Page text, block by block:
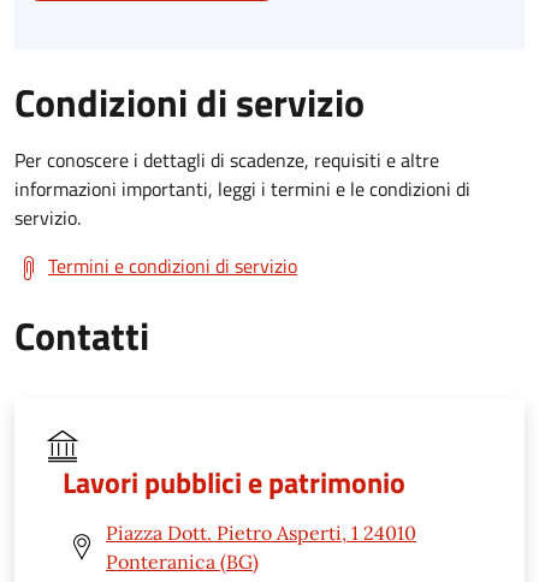
Condizioni di servizio
Per conoscere i dettagli di scadenze, requisiti e altre
informazioni importanti, leggi i termini e le condizioni di
servizio.
Termini e condizioni di servizio
Contatti
Lavori pubblici e patrimonio
Piazza Dott. Pietro Asperti, 1 24010
Ponteranica (BG)